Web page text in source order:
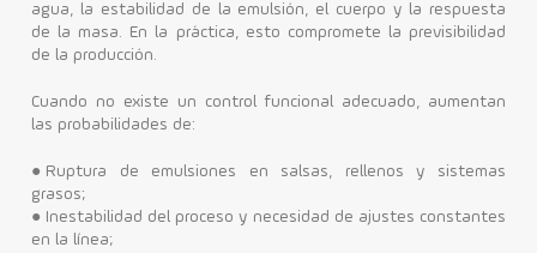
agua, la estabilidad de la emulsión, el cuerpo y la respuesta
de la masa. En la práctica, esto compromete la previsibilidad
de la producción.
Cuando no existe un control funcional adecuado, aumentan
las probabilidades de:
● Ruptura de emulsiones en salsas, rellenos y sistemas
grasos;
●
Inestabilidad del proceso y necesidad de ajustes constantes
en la línea;